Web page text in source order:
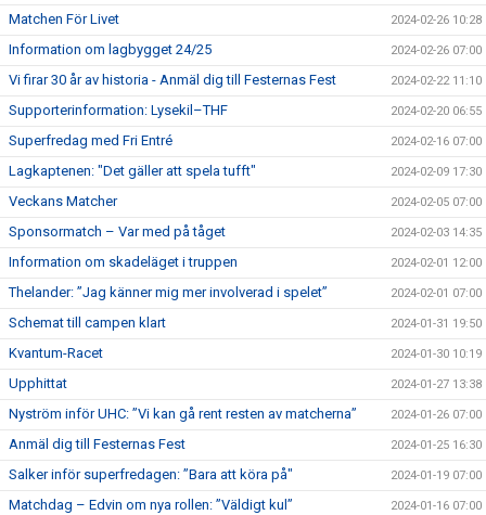
Matchen För Livet 2024-02-26 10:28
Information om lagbygget 24/25 2024-02-26 07:00
Vi firar 30 år av historia - Anmäl dig till Festernas Fest 2024-02-22 11:10
Supporterinformation: Lysekil–THF 2024-02-20 06:55
Superfredag med Fri Entré 2024-02-16 07:00
Lagkaptenen: "Det gäller att spela tufft" 2024-02-09 17:30
Veckans Matcher 2024-02-05 07:00
Sponsormatch – Var med på tåget 2024-02-03 14:35
Information om skadeläget i truppen 2024-02-01 12:00
Thelander: ”Jag känner mig mer involverad i spelet” 2024-02-01 07:00
Schemat till campen klart 2024-01-31 19:50
Kvantum-Racet 2024-01-30 10:19
Upphittat 2024-01-27 13:38
Nyström inför UHC: ”Vi kan gå rent resten av matcherna” 2024-01-26 07:00
Anmäl dig till Festernas Fest 2024-01-25 16:30
Salker inför superfredagen: ”Bara att köra på" 2024-01-19 07:00
Matchdag – Edvin om nya rollen: ”Väldigt kul” 2024-01-16 07:00